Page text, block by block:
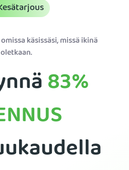
käsissäsi, missä ikinä
oletkaan.
83%